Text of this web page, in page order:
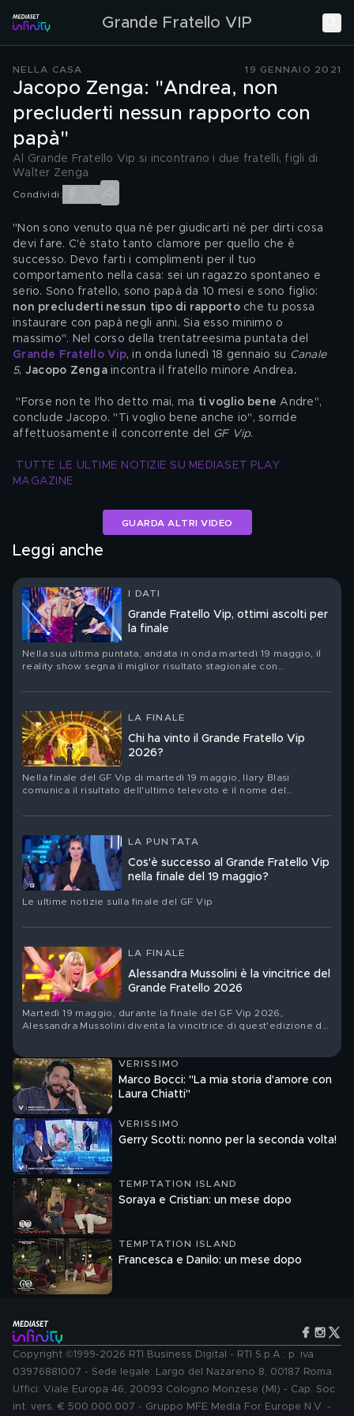
Grande Fratello VIP
NELLA CASA 19 GENNAIO 2021
Jacopo Zenga: "Andrea, non
precluderti nessun rapporto con
papà"
Al Grande Fratello Vip si incontrano i due fratelli, figli di
Walter Zenga
Condividi:
"Non sono venuto qua né per giudicarti né per dirti cosa
devi fare. C'è stato tanto clamore per quello che è
successo. Devo farti i complimenti per il tuo
comportamento nella casa: sei un ragazzo spontaneo e
serio. Sono fratello, sono papà da 10 mesi e sono figlio:
non precluderti nessun tipo di rapporto che tu possa
instaurare con papà negli anni. Sia esso minimo o
massimo". Nel corso della trentatreesima puntata del
Grande Fratello Vip, in onda lunedì 18 gennaio su Canale
5, Jacopo Zenga incontra il fratello minore Andrea .
"Forse non te l'ho detto mai, ma ti voglio bene Andre",
conclude Jacopo. "Ti voglio bene anche io", sorride
affettuosamente il concorrente del GF Vip.
TUTTE LE ULTIME NOTIZIE SU MEDIASET PLAY
MAGAZINE
GUARDA ALTRI VIDEO
Leggi anche
I DATI
Grande Fratello Vip, ottimi ascolti per
la finale
Nella sua ultima puntata, andata in onda martedì 19 maggio, il
reality show segna il miglior risultato stagionale con
LA FINALE
Chi ha vinto il Grande Fratello Vip
2026?
Nella finale del GF Vip di martedì 19 maggio, Ilary Blasi
comunica il risultato dell'ultimo televoto e il nome del
LA PUNTATA
Cos'è successo al Grande Fratello Vip
nella finale del 19 maggio?
Le ultime notizie sulla finale del GF Vip
LA FINALE
Alessandra Mussolini è la vincitrice del
Grande Fratello 2026
Martedì 19 maggio, durante la finale del GF Vip 2026,
Alessandra Mussolini diventa la vincitrice di quest'edizione del
VERISSIMO
Marco Bocci: "La mia storia d'amore con
Laura Chiatti"
VERISSIMO
Gerry Scotti: nonno per la seconda volta!
TEMPTATION ISLAND
Soraya e Cristian: un mese dopo
TEMPTATION ISLAND
Francesca e Danilo: un mese dopo
Copyright ©1999-2026 RTI Business Digital - RTI S.p.A.: p. iva
03976881007 - Sede legale: Largo del Nazareno 8, 00187 Roma.
Uffici: Viale Europa 46, 20093 Cologno Monzese (MI) - Cap. Soc.
int. vers. € 500.000.007 - Gruppo MFE Media For Europe N.V. -